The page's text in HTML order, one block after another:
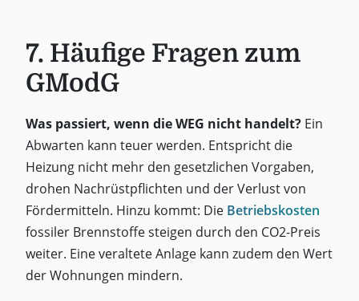
7. Häufige Fragen zum
GModG
Was passiert, wenn die WEG nicht handelt?Ein
Abwarten kann teuer werden. Entspricht die
Heizung nicht mehr den gesetzlichen Vorgaben,
drohen Nachrüstpflichten und der Verlust von
Fördermitteln. Hinzu kommt: Die Betriebskosten
fossiler Brennstoffe steigen durch den CO2-Preis
weiter. Eine veraltete Anlage kann zudem den Wert
der Wohnungen mindern.